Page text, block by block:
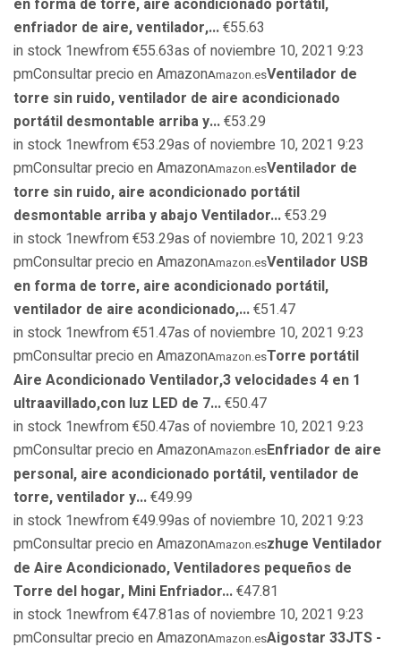
en forma de torre, aire acondicionado portátil,
enfriador de aire, ventilador,...€55.63
in stock 1newfrom €55.63as of noviembre 10, 2021 9:23
pmConsultar precio en AmazonAmazon.esVentilador de
torre sin ruido, ventilador de aire acondicionado
portátil desmontable arriba y...€53.29
in stock 1newfrom €53.29as of noviembre 10, 2021 9:23
pmConsultar precio en AmazonAmazon.esVentilador de
torre sin ruido, aire acondicionado portátil
desmontable arriba y abajo Ventilador...€53.29
in stock 1newfrom €53.29as of noviembre 10, 2021 9:23
pmConsultar precio en AmazonAmazon.esVentilador USB
en forma de torre, aire acondicionado portátil,
ventilador de aire acondicionado,...€51.47
in stock 1newfrom €51.47as of noviembre 10, 2021 9:23
pmConsultar precio en AmazonAmazon.esTorre portátil
Aire Acondicionado Ventilador,3 velocidades 4 en 1
ultraavillado,con luz LED de 7...€50.47
in stock 1newfrom €50.47as of noviembre 10, 2021 9:23
pmConsultar precio en AmazonAmazon.esEnfriador de aire
personal, aire acondicionado portátil, ventilador de
torre, ventilador y...€49.99
in stock 1newfrom €49.99as of noviembre 10, 2021 9:23
pmConsultar precio en AmazonAmazon.eszhuge Ventilador
de Aire Acondicionado, Ventiladores pequeños de
Torre del hogar, Mini Enfriador...€47.81
in stock 1newfrom €47.81as of noviembre 10, 2021 9:23
pmConsultar precio en AmazonAmazon.esAigostar 33JTS -